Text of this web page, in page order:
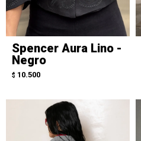
Spencer Aura Lino -
Negro
$ 10.500